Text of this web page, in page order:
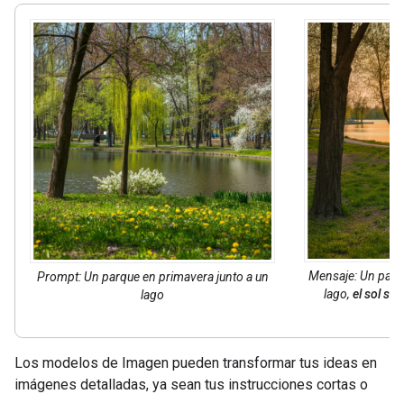
Prompt: Un parque en primavera junto a un
lago
Mensaje: Un
lago, el sol se
Los modelos de Imagen pueden transformar tus ideas en
imágenes detalladas, ya sean tus instrucciones cortas o